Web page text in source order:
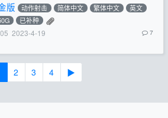
版 动作射击 简体中文 繁体中文
英文
已补种
2023-4-19 7
2 3 4 ▶